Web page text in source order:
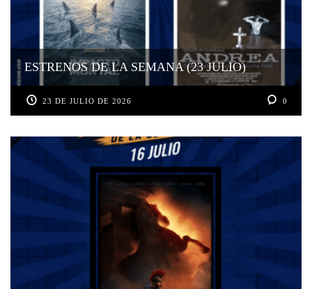
ESTRENOS DE LA SEMANA (23 JULIO)
23 DE JULIO DE 2026 0